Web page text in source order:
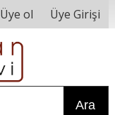
Üye ol Üye Girişi
Ara